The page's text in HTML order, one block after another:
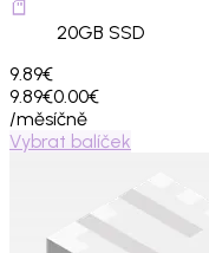
20GB SSD
9.89€
9.89€0.00€
/měsíčně
Vybrat balíček